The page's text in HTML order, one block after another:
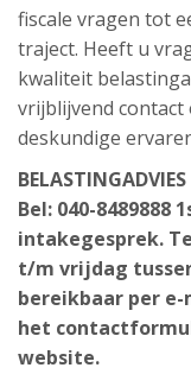
fiscale vragen tot
traject. Heeft u
kwaliteit
vrijblijvend contact
deskundige
Bel: 040-8489888
intakegesprek.
t/m vrijdag
bereikbaar per e-
het
website.